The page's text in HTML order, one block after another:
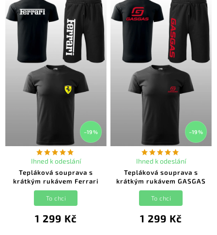
–19 %
Tepláková souprava s
krátkým rukávem Ferrari
Ihned k odeslání
1 299 Kč
To chci
–19 %
Tepláková souprava s
krátkým rukávem GASGAS
Ihned k odeslání
1 299 Kč
To chci